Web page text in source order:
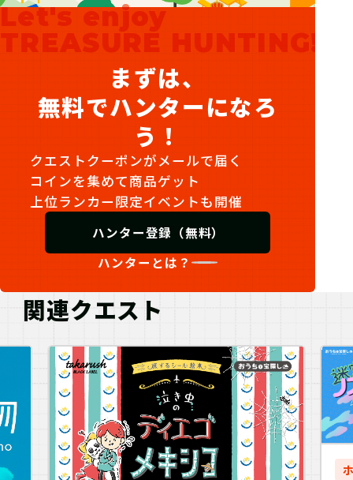
Let's enjoy
TREASURE HUNTING!
まずは、
無料でハンターになろ
う！
クエストクーポンがメールで届く
コインを集めて商品ゲット
上位ランカー限定イベントも開催
ハンター登録（無料）
ハンターとは？
関連クエスト